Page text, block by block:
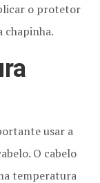
o protetor
chapinha.
usar a
O cabelo
temperatura